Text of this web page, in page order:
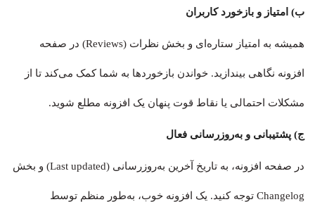
ب) امتیاز و بازخورد کاربران
همیشه به امتیاز ستاره‌ای و بخش نظرات (Reviews) در صفحه
افزونه نگاهی بیندازید. خواندن بازخوردها به شما کمک می‌کند تا از
مشکلات احتمالی یا نقاط قوت پنهان یک افزونه مطلع شوید.
ج) پشتیبانی و به‌روزرسانی فعال
در صفحه افزونه، به تاریخ آخرین به‌روزرسانی (Last updated) و بخش
Changelog توجه کنید. یک افزونه خوب، به‌طور منظم توسط